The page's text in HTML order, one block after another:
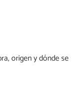
origen y dónde se